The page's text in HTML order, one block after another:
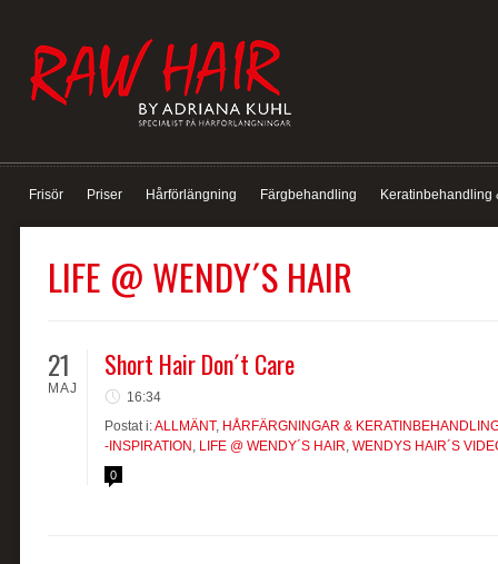
Frisör Priser Hårförlängning Färgbehandling Keratinbehandling
LIFE @ WENDY´S HAIR
21
MAJ
Short Hair Don´t Care
16:34
Postat i:ALLMÄNT, HÅRFÄRGNINGAR &
-INSPIRATION , LIFE @ WENDY´S HAIR, WENDYS HAIR´S
0